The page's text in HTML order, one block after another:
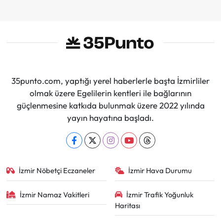
35punto.com, yaptığı yerel haberlerle başta İzmirliler
olmak üzere Egelilerin kentleri ile bağlarının
güçlenmesine katkıda bulunmak üzere 2022 yılında
yayın hayatına başladı.
İzmir Nöbetçi Eczaneler İzmir Hava Durumu
İzmir Namaz Vakitleri
İzmir Trafik Yoğunluk
Haritası